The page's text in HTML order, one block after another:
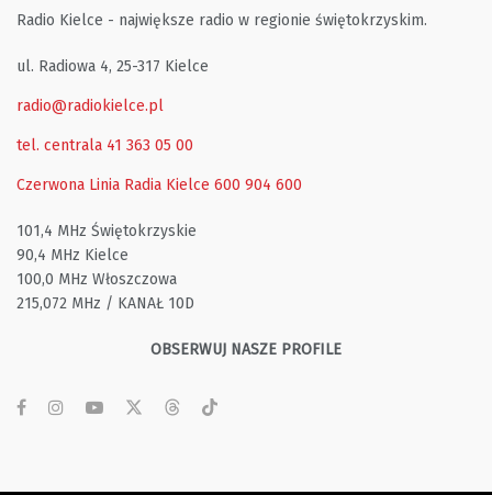
Radio Kielce - największe radio w regionie świętokrzyskim.
ul. Radiowa 4, 25-317 Kielce
radio@radiokielce.pl
tel. centrala 41 363 05 00
Czerwona Linia Radia Kielce 600 904 600
101,4 MHz Świętokrzyskie
90,4 MHz Kielce
100,0 MHz Włoszczowa
215,072 MHz / KANAŁ 10D
OBSERWUJ NASZE PROFILE